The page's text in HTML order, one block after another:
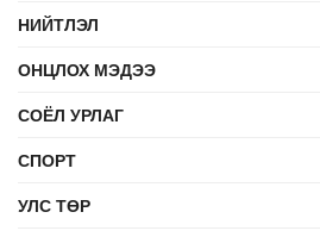
НИЙТЛЭЛ
ОНЦЛОХ МЭДЭЭ
СОЁЛ УРЛАГ
СПОРТ
УЛС ТӨР